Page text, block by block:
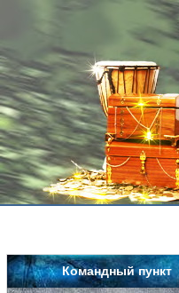
Командный пункт